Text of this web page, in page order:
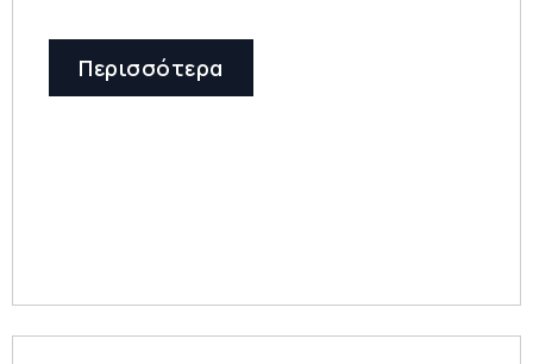
Περισσότερα